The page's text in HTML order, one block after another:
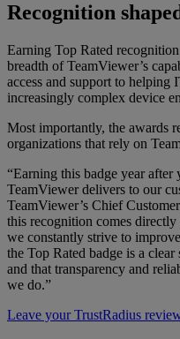
Recognition
Earning Top Rated
breadth of TeamViewer’s
access and support to helping
increasingly complex device
Most importantly, the awards
organizations that rely on
“Earning this badge year after
TeamViewer delivers to our
TeamViewer’s Chief
this recognition comes
we constantly strive to
the Top Rated badge is a
and that transparency and
we do.”
Leave your TrustRadius